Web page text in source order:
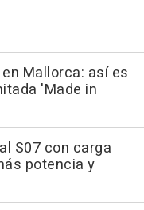
Mallorca: así es
'Made in
S07 con carga
potencia y